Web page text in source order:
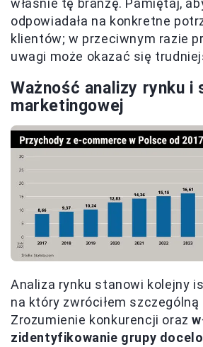
właśnie tę branżę. Pamiętaj,
odpowiadała na konkretne
klientów; w przeciwnym razie
uwagi może okazać się
Ważność analizy rynku i
marketingowej
Analiza rynku stanowi kolejny
na który zwróciłem szczególną
Zrozumienie konkurencji oraz
zidentyfikowanie grupy